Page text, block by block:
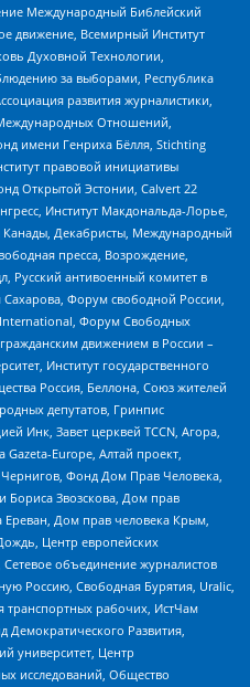
Международный Библейский
движение, Всемирный Институт
Духовной Технологии,
за выборами, Республика
развития журналистики,
Отношений,
имени Генриха Бёлля, Stichting
правовой инициативы
Открытой Эстонии, Calvert 22
Институт Макдональда-Лорье,
Декабристы, Международный
пресса, Возрождение,
Русский антивоенный комитет в
Форум свободной России,
Форум Свободных
движением в России –
Институт государственного
Россия, Беллона, Союз жителей
депутатов, Гринпис
Инк, Завет церквей TCCN, Агора,
Europe, Алтай проект,
Фонд Дом Прав Человека,
Бориса Звозскова, Дом прав
Ереван, Дом прав человека Крым,
Центр европейских
объединение журналистов
Россию, Свободная Бурятия, Uralic,
рабочих, ИстЧам
Демократического Развития,
университет, Центр
исследований, Общество